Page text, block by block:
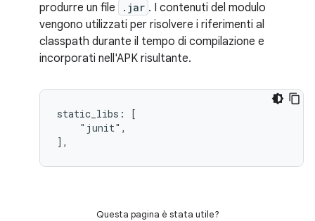
produrre un file
.jar . I contenuti del modulo
vengono utilizzati per risolvere i riferimenti al
classpath durante il tempo di compilazione e
incorporati nell'APK risultante.
static_libs: [
    "junit",
Questa pagina è stata utile?